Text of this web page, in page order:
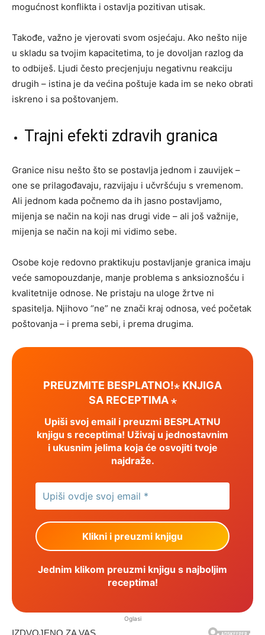
mogućnost konflikta i ostavlja pozitivan utisak.
Takođe, važno je vjerovati svom osjećaju. Ako nešto nije
u skladu sa tvojim kapacitetima, to je dovoljan razlog da
to odbiješ. Ljudi često precjenjuju negativnu reakciju
drugih – istina je da većina poštuje kada im se neko obrati
iskreno i sa poštovanjem.
Trajni efekti zdravih granica
Granice nisu nešto što se postavlja jednom i zauvijek –
one se prilagođavaju, razvijaju i učvršćuju s vremenom.
Ali jednom kada počnemo da ih jasno postavljamo,
mijenja se način na koji nas drugi vide – ali još važnije,
mijenja se način na koji mi vidimo sebe.
Osobe koje redovno praktikuju postavljanje granica imaju
veće samopouzdanje, manje problema s anksioznošću i
kvalitetnije odnose. Ne pristaju na uloge žrtve ni
spasitelja. Njihovo “ne” ne znači kraj odnosa, već početak
poštovanja – i prema sebi, i prema drugima.
PREUZMITE BESPLATNO!⋆ KNJIGA
SA RECEPTIMA ⋆
Upiši svoj email i preuzmi BESPLATNU
knjigu s receptima! Uživaj u jednostavnim
i ukusnim jelima koja će osvojiti tvoje
najdraže.
Jednim klikom preuzmi knjigu s najboljim
receptima!
Oglasi